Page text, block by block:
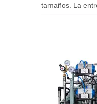
tamaños. La